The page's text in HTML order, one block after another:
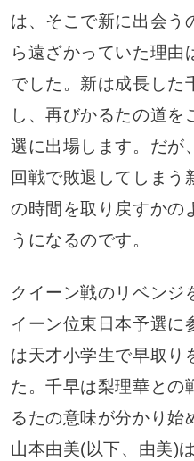
は、そこで新に出会う
ら遠ざかっていた理由
でした。新は成長した
し、再びかるたの道を
選に出場します。だが
回戦で敗退してしまう
の時間を取り戻すかの
うになるのです。
クイーン戦のリベンジ
イーン位東日本予選に
は天才小学生で早取り
た。千早は梨理華との
るたの意味が分かり始
山本由美(以下、由美)